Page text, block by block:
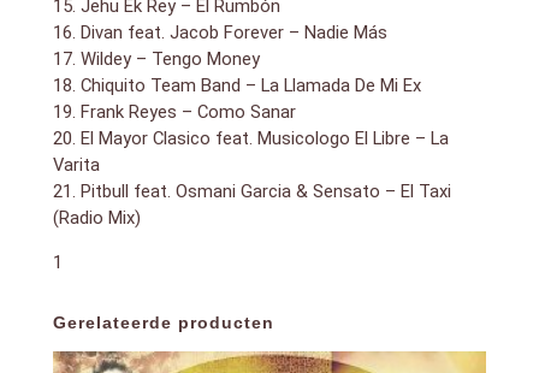
15. Jehu Ek Rey – El Rumbón
16. Divan feat. Jacob Forever – Nadie Más
17. Wildey – Tengo Money
18. Chiquito Team Band – La Llamada De Mi Ex
19. Frank Reyes – Como Sanar
20. El Mayor Clasico feat. Musicologo El Libre – La
Varita
21. Pitbull feat. Osmani Garcia & Sensato – El Taxi
(Radio Mix)
1
Gerelateerde producten